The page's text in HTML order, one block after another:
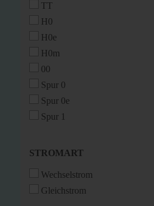
TT
H0
H0e
H0m
00
Spur 0
Spur 0e
Spur 1
STROMART
STROMART
Wechselstrom
Gleichstrom